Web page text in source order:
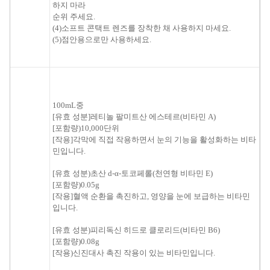
하지 마라
순위 주세요.
(4)소프트 콘택트 렌즈를 장착한 채 사용하지 마세요.
(5)점안용으로만 사용하세요.
100mL중
[유효 성분]레티놀 팔미트산 에스테르(비타민 A)
[포함량)10,000단위
[작용]각막에 직접 작용하면서 눈의 기능을 활성화하는 비타
민 입니다.
[유효 성분)초산 d-α-토코페롤(천연형 비타민 E)
[포함량)0.05g
[작용]혈액 순환을 촉진하고, 영양을 눈에 보급하는 비타민
입니다.
[유효 성분)피리독신 히드로 클로리드(비타민 B6)
[포함량)0.08g
[작용)신진대사 촉진 작용이 있는 비타민 입니다.